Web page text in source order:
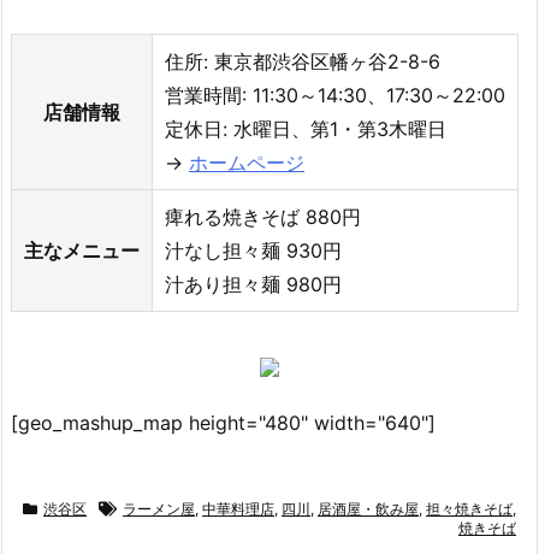
店舗情報
住所: 東京都渋谷区幡ヶ谷2-8-6
営業時間: 11:30～14:30、17:30～22:00
定休日: 水曜日、第1・第3木曜日
→ ホームページ
主なメニュー
痺れる焼きそば 880円
汁なし担々麺 930円
汁あり担々麺 980円
[geo_mashup_map height="480" width="640"]
渋谷区 ラーメン屋, 中華料理店, 四川 , 居酒屋・飲み屋, 担々焼きそば,
焼きそば